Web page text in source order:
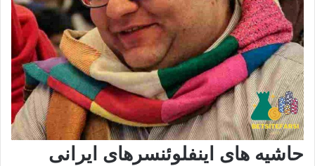
حاشیه های اینفلوئنسرهای ایرانی